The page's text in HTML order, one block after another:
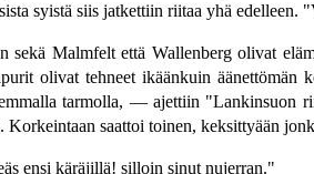
syistä siis jatkettiin riitaa yhä edelleen.
sekä Malmfelt että Wallenberg olivat
olivat tehneet ikäänkuin
tarmolla, — ajettiin "Lankinsuon
Korkeintaan saattoi toinen, keksittyään
ensi käräjillä! silloin sinut nujerran."